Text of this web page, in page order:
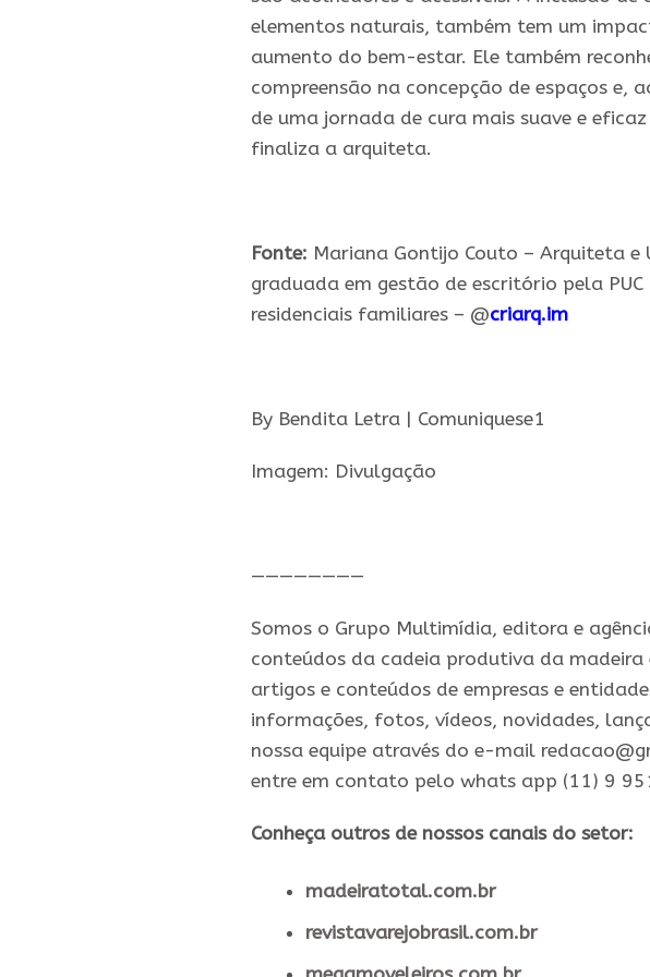
elementos naturais, também tem um
aumento do bem-estar. Ele também
compreensão na concepção de espaços e,
de uma jornada de cura mais suave e
finaliza a arquiteta.
Fonte: Mariana Gontijo Couto – Arquiteta e
graduada em gestão de escritório pela
residenciais familiares – @criarq.im
By Bendita Letra | Comuniquese1
Imagem: Divulgação
————————
Somos o Grupo Multimídia, editora e
conteúdos da cadeia produtiva da madeira
artigos e conteúdos de empresas e
informações, fotos, vídeos, novidades,
nossa equipe através do e-mail
entre em contato pelo whats app (11) 9
Conheça outros de nossos canais do setor:
madeiratotal.com.br
revistavarejobrasil.com.br